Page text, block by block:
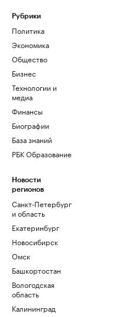
Рубрики
Политика
Экономика
Общество
Бизнес
Технологии и
медиа
Финансы
Биографии
База знаний
РБК Образование
Новости
регионов
Санкт-Петербург
и область
Екатеринбург
Новосибирск
Омск
Башкортостан
Вологодская
область
Калининград